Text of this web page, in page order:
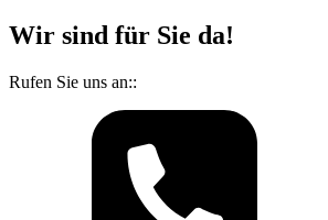
Wir sind für Sie da!
Rufen Sie uns an::